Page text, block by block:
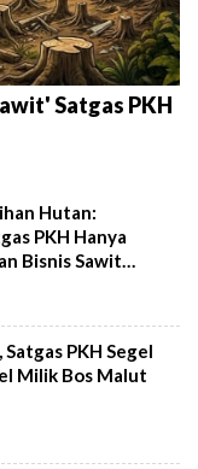
Satgas PKH
Hutan:
PKH Hanya
Bisnis Sawit
PKH Segel
Milik Bos Malut